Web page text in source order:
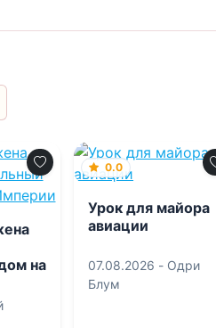
на
0.0
Урок для майора
авиации
07.08.2026 - Одри
Блум